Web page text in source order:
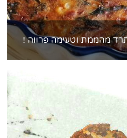
מהממת וטעימה פרווה !